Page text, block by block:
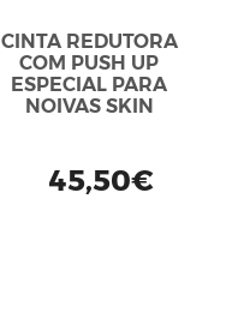
CINTA REDUTORA
COM PUSH UP
ESPECIAL PARA
NOIVAS SKIN
45,50€